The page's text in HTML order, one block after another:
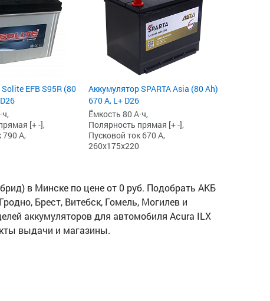
EFB S95R (80
[+ -],
790 А,
Аккумулятор SPARTA Asia (80 Ah)
670 А, L+ D26
Ёмкость 80 А·ч,
Полярность прямая [+ -],
Пусковой ток 670 А,
260x175x220
в Минске по цене от 0 руб. Подобрать АКБ
Брест, Витебск, Гомель, Могилев и
аккумуляторов для автомобиля Acura ILX
выдачи и магазины.